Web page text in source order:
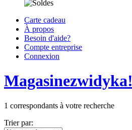
Carte cadeau
À propos
Besoin d'aide?
Compte entreprise
Connexion
Magasinezwidyka!
1 correspondants à votre recherche
Trier par: